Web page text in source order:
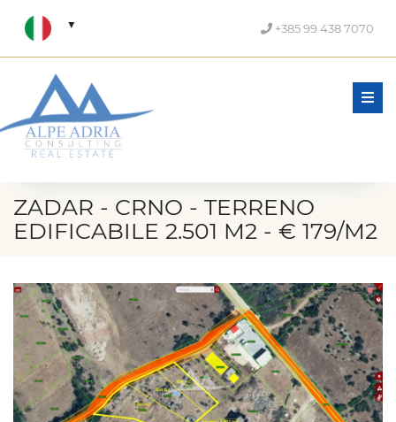
+385 99 438 7070
ZADAR - CRNO - TERRENO
EDIFICABILE 2.501 M2 - € 179/M2